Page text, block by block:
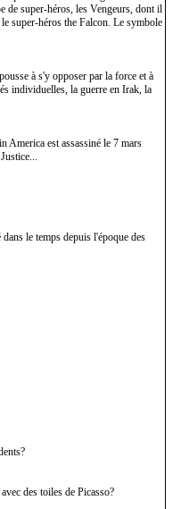
de super-héros, les Vengeurs, dont il
super-héros the Falcon. Le symbole
à s'y opposer par la force et à
individuelles, la guerre en Irak, la
America est assassiné le 7 mars
le temps depuis l'époque des
des toiles de Picasso?